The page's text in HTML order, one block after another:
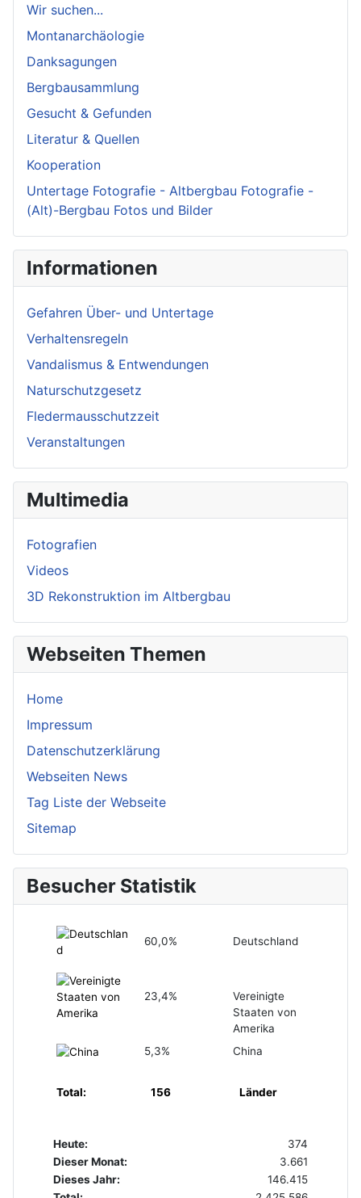
Wir suchen...
Montanarchäologie
Danksagungen
Bergbausammlung
Gesucht & Gefunden
Literatur & Quellen
Kooperation
Untertage Fotografie - Altbergbau Fotografie -
(Alt)-Bergbau Fotos und Bilder
Informationen
Gefahren Über- und Untertage
Verhaltensregeln
Vandalismus & Entwendungen
Naturschutzgesetz
Fledermausschutzzeit
Veranstaltungen
Multimedia
Fotografien
Videos
3D Rekonstruktion im Altbergbau
Webseiten Themen
Home
Impressum
Datenschutzerklärung
Webseiten News
Tag Liste der Webseite
Sitemap
Besucher Statistik
60,0% Deutschland
23,4%
Vereinigte
Staaten von
Amerika
5,3%
China
Total: 156 Länder
Heute:
374
Dieser Monat:
3.661
Dieses Jahr:
146.415